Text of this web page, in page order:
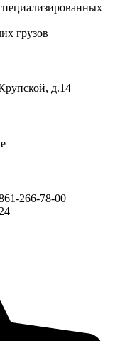
грузов
д.14
266-78-00